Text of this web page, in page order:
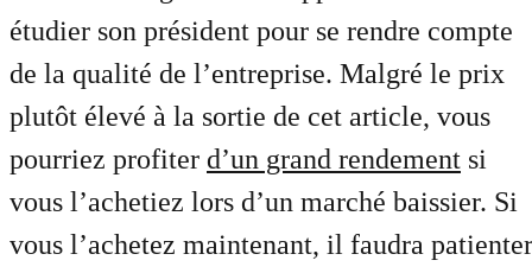
étudier son président pour se rendre compte
de la qualité de l’entreprise. Malgré le prix
plutôt élevé à la sortie de cet article, vous
pourriez profiter d’un grand rendement si
vous l’achetiez lors d’un marché baissier. Si
vous l’achetez maintenant, il faudra patienter